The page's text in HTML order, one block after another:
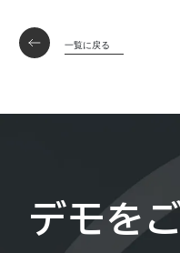
一覧に戻る
デモを